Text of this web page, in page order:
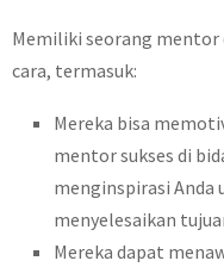
Memiliki seorang
cara, termasuk:
Mereka bisa
mentor sukses di
menginspirasi Anda
menyelesaikan
Mereka dapat